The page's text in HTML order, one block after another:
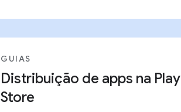
GUIAS
Distribuição de apps na Play
Store